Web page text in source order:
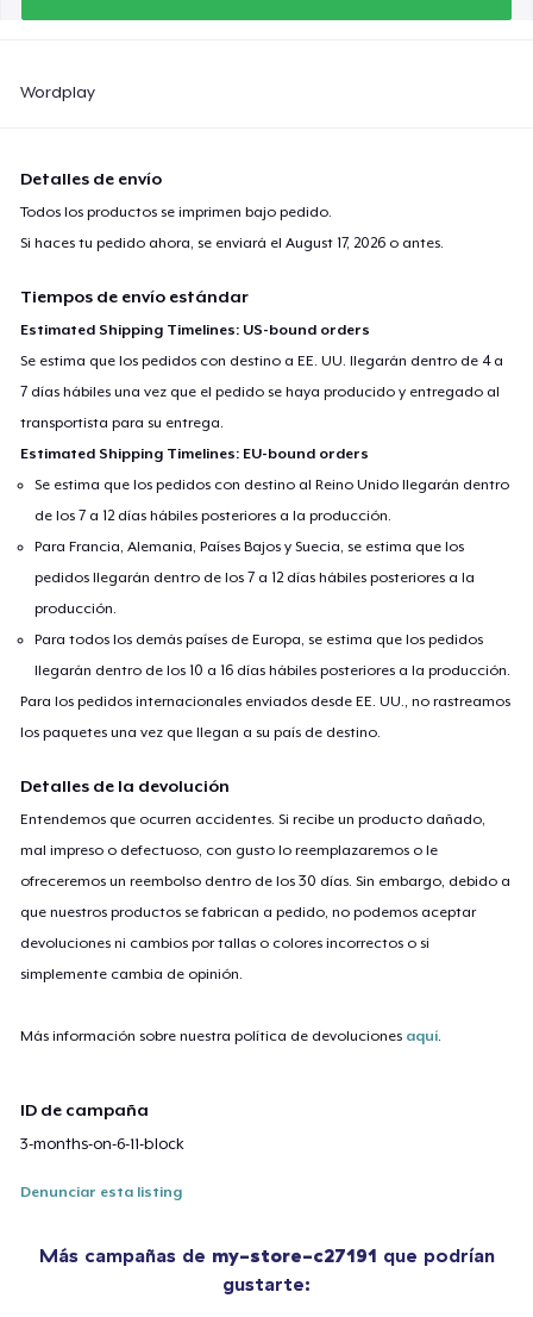
Wordplay
Detalles de envío
Todos los productos se imprimen bajo pedido.
Si haces tu pedido ahora, se enviará elAugust 17, 2026 o antes.
Tiempos de envío estándar
Estimated Shipping Timelines: US-bound orders
Se estima que los pedidos con destino a EE. UU. llegarán dentro de 4 a
7 días hábiles una vez que el pedido se haya producido y entregado al
transportista para su entrega.
Estimated Shipping Timelines: EU-bound orders
Se estima que los pedidos con destino al Reino Unido llegarán dentro
de los 7 a 12 días hábiles posteriores a la producción.
Para Francia, Alemania, Países Bajos y Suecia, se estima que los
pedidos llegarán dentro de los 7 a 12 días hábiles posteriores a la
producción.
Para todos los demás países de Europa, se estima que los pedidos
llegarán dentro de los 10 a 16 días hábiles posteriores a la producción.
Para los pedidos internacionales enviados desde EE. UU., no rastreamos
los paquetes una vez que llegan a su país de destino.
Detalles de la devolución
Entendemos que ocurren accidentes. Si recibe un producto dañado,
mal impreso o defectuoso, con gusto lo reemplazaremos o le
ofreceremos un reembolso dentro de los 30 días. Sin embargo, debido a
que nuestros productos se fabrican a pedido, no podemos aceptar
devoluciones ni cambios por tallas o colores incorrectos o si
simplemente cambia de opinión.
Más información sobre nuestra política de devoluciones aquí
ID de campaña
3-months-on-6-11-block
Denunciar esta listing
Más campañas de my-store-c27191 que podrían
gustarte: